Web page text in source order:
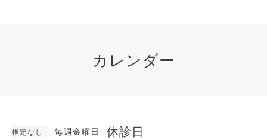
カレンダー
指定なし 毎週金曜日 休診日